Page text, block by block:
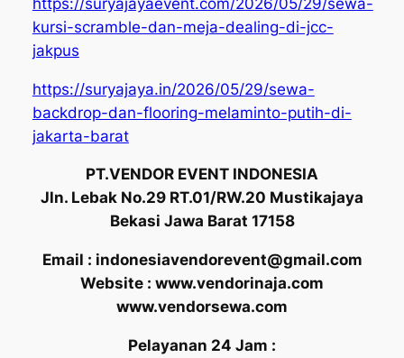
kursi-scramble-dan-meja-dealing-di-jcc-
jakpus
https://suryajaya.in/2026/05/29/sewa-
backdrop-dan-flooring-melaminto-putih-di-
jakarta-barat
PT.VENDOR EVENT INDONESIA
Jln. Lebak No.29 RT.01/RW.20 Mustikajaya
Bekasi Jawa Barat 17158
Email : indonesiavendorevent@gmail.com
Website : www.vendorinaja.com
www.vendorsewa.com
Pelayanan 24 Jam :